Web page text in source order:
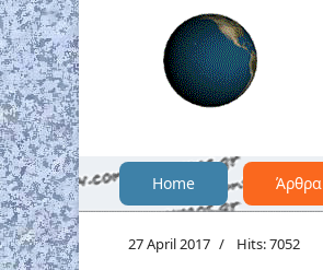
Home Άρθρα
27 April 2017 Hits: 7052